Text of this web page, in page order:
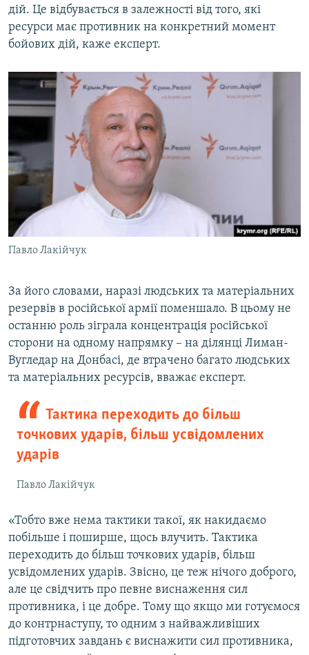
дій. Це відбувається в залежності від того, які
ресурси має противник на конкретний момент
бойових дій, каже експерт.
Павло Лакійчук
За його словами, наразі людських та матеріальних
резервів в російської армії поменшало. В цьому не
останню роль зіграла концентрація російської
сторони на одному напрямку – на ділянці Лиман-
Вугледар на Донбасі, де втрачено багато людських
та матеріальних ресурсів, вважає експерт.
Тактика переходить до більш
точкових ударів, більш усвідомлених
ударів
Павло Лакійчук
«Тобто вже нема тактики такої, як накидаємо
побільше і поширше, щось влучить. Тактика
переходить до більш точкових ударів, більш
усвідомлених ударів. Звісно, це теж нічого доброго,
але це свідчить про певне виснаження сил
противника, і це добре. Тому що якщо ми готуємося
до контрнаступу, то одним з найважливіших
підготовчих завдань є виснажити сил противника,